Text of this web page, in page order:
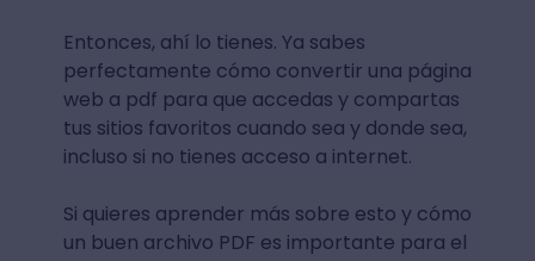
Entonces, ahí lo tienes. Ya sabes
perfectamente cómo convertir una página
web a pdf para que accedas y compartas
tus sitios favoritos cuando sea y donde sea,
incluso si no tienes acceso a internet.
Si quieres aprender más sobre esto y cómo
un buen archivo PDF es importante para el